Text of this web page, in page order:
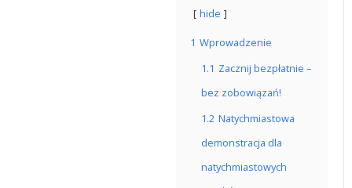
hide
1 Wprowadzenie
1.1 Zacznij bezpłatnie –
bez zobowiązań!
1.2 Natychmiastowa
demonstracja dla
natychmiastowych